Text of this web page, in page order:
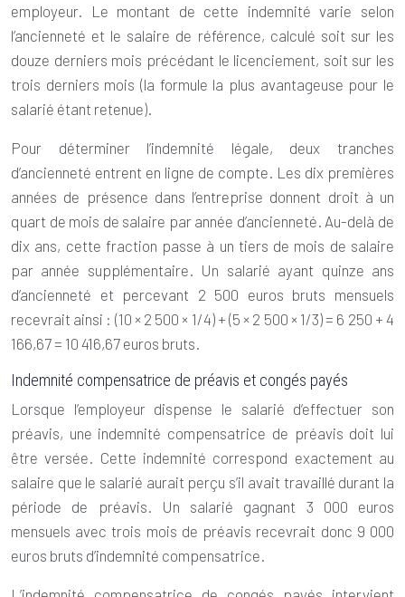
employeur. Le montant de cette indemnité varie selon
l’ancienneté et le salaire de référence, calculé soit sur les
douze derniers mois précédant le licenciement, soit sur les
trois derniers mois (la formule la plus avantageuse pour le
salarié étant retenue).
Pour déterminer l’indemnité légale, deux tranches
d’ancienneté entrent en ligne de compte. Les dix premières
années de présence dans l’entreprise donnent droit à un
quart de mois de salaire par année d’ancienneté. Au-delà de
dix ans, cette fraction passe à un tiers de mois de salaire
par année supplémentaire. Un salarié ayant quinze ans
d’ancienneté et percevant 2 500 euros bruts mensuels
recevrait ainsi : (10 × 2 500 × 1/4) + (5 × 2 500 × 1/3) = 6 250 + 4
166,67 = 10 416,67 euros bruts.
Indemnité compensatrice de préavis et congés payés
Lorsque l’employeur dispense le salarié d’effectuer son
préavis, une indemnité compensatrice de préavis doit lui
être versée. Cette indemnité correspond exactement au
salaire que le salarié aurait perçu s’il avait travaillé durant la
période de préavis. Un salarié gagnant 3 000 euros
mensuels avec trois mois de préavis recevrait donc 9 000
euros bruts d’indemnité compensatrice.